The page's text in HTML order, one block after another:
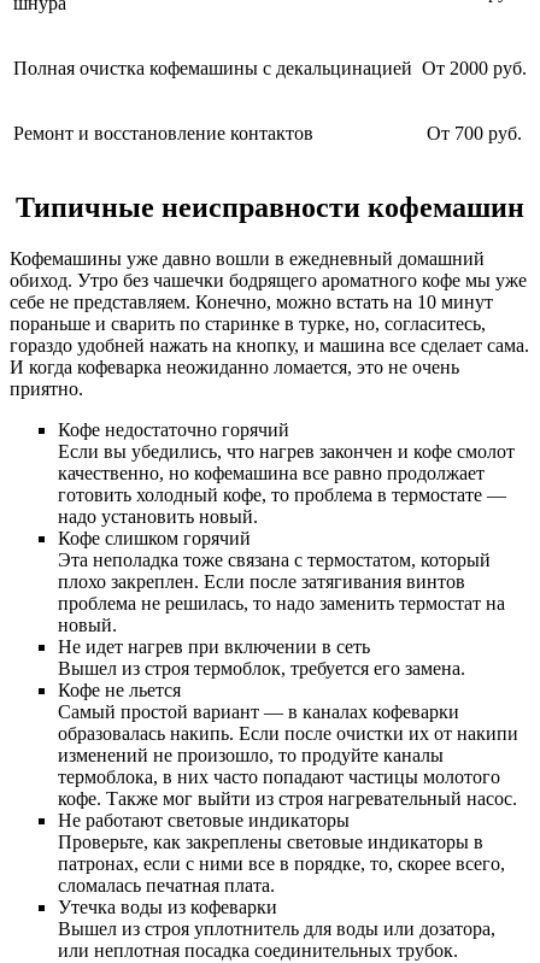
Полная очистка кофемашины с декальцинацией От 2000 руб.
Ремонт и восстановление контактов От 700 руб.
Типичные неисправности кофемашин
Кофемашины уже давно вошли в ежедневный домашний
обиход. Утро без чашечки бодрящего ароматного кофе мы уже
себе не представляем. Конечно, можно встать на 10 минут
пораньше и сварить по старинке в турке, но, согласитесь,
гораздо удобней нажать на кнопку, и машина все сделает сама.
И когда кофеварка неожиданно ломается, это не очень
приятно.
Кофе недостаточно горячий
Если вы убедились, что нагрев закончен и кофе смолот
качественно, но кофемашина все равно продолжает
готовить холодный кофе, то проблема в термостате —
надо установить новый.
Кофе слишком горячий
Эта неполадка тоже связана с термостатом, который
плохо закреплен. Если после затягивания винтов
проблема не решилась, то надо заменить термостат на
новый.
Не идет нагрев при включении в сеть
Вышел из строя термоблок, требуется его замена.
Кофе не льется
Самый простой вариант — в каналах кофеварки
образовалась накипь. Если после очистки их от накипи
изменений не произошло, то продуйте каналы
термоблока, в них часто попадают частицы молотого
кофе. Также мог выйти из строя нагревательный насос.
Не работают световые индикаторы
Проверьте, как закреплены световые индикаторы в
патронах, если с ними все в порядке, то, скорее всего,
сломалась печатная плата.
Утечка воды из кофеварки
Вышел из строя уплотнитель для воды или дозатора,
или неплотная посадка соединительных трубок.